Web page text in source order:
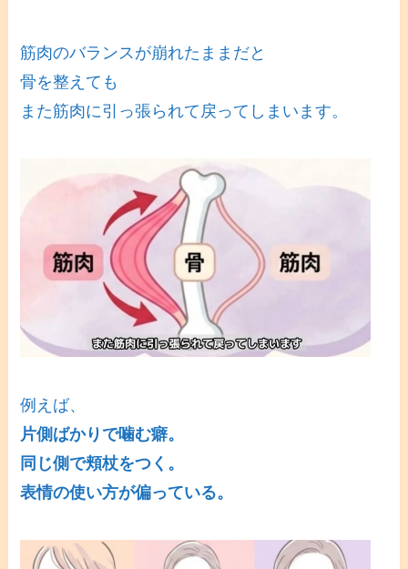
筋肉のバランスが崩れたままだと
骨を整えても
また筋肉に引っ張られて戻ってしまいます。
例えば、
片側ばかりで噛む癖。
同じ側で頬杖をつく。
表情の使い方が偏っている。